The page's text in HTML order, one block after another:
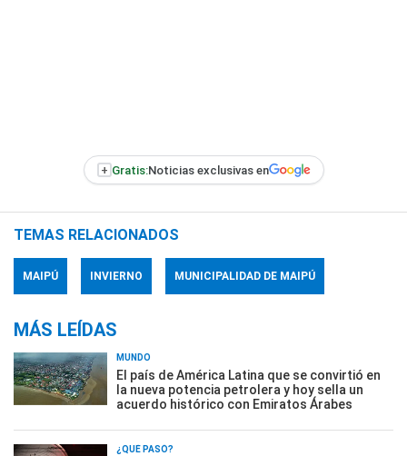
+ Gratis:Noticias exclusivas en
TEMAS RELACIONADOS
MAIPÚ INVIERNO MUNICIPALIDAD DE MAIPÚ
MÁS LEÍDAS
MUNDO
El país de América Latina que se convirtió en
la nueva potencia petrolera y hoy sella un
acuerdo histórico con Emiratos Árabes
¿QUÉ PASÓ?